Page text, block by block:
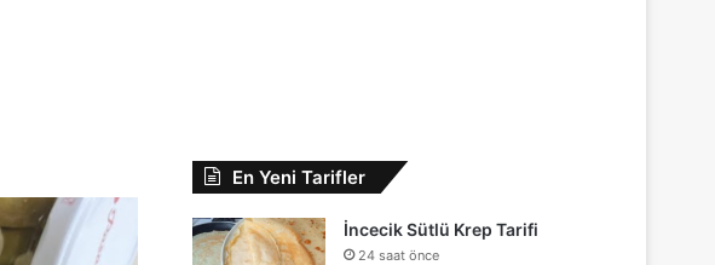
En Yeni Tarifler
İncecik Sütlü Krep Tarifi
24 saat önce